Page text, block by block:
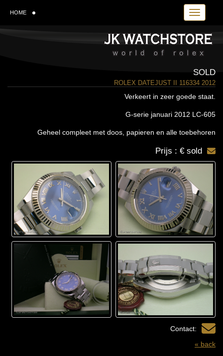
Toggle
HOME
SOLD
ROLEX DATEJUST II 116334 2012
Verkeert in zeer goede staat.
G-serie januari 2012 LC-605
Geheel compleet met doos, papieren en alle toebehoren
Prijs : € sold
Contact:
« back